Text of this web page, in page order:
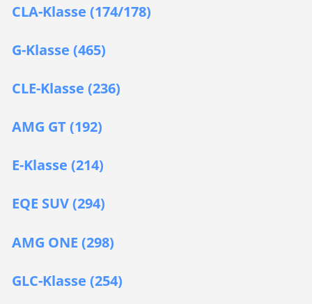
CLA-Klasse (174/178)
G-Klasse (465)
CLE-Klasse (236)
AMG GT (192)
E-Klasse (214)
EQE SUV (294)
AMG ONE (298)
GLC-Klasse (254)